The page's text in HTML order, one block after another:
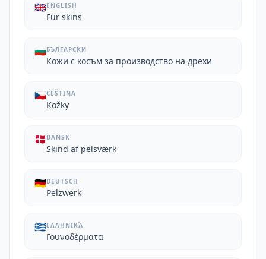
🇬🇧ENGLISH
Fur skins
🇧🇬БЪЛГАРСКИ
Кожи с косъм за производство на дрехи
🇨🇿ČEŠTINA
Kožky
🇩🇰 DANSK
Skind af pelsværk
🇩🇪DEUTSCH
Pelzwerk
🇬🇷ΕΛΛΗΝΙΚΆ
Γουνοδέρματα